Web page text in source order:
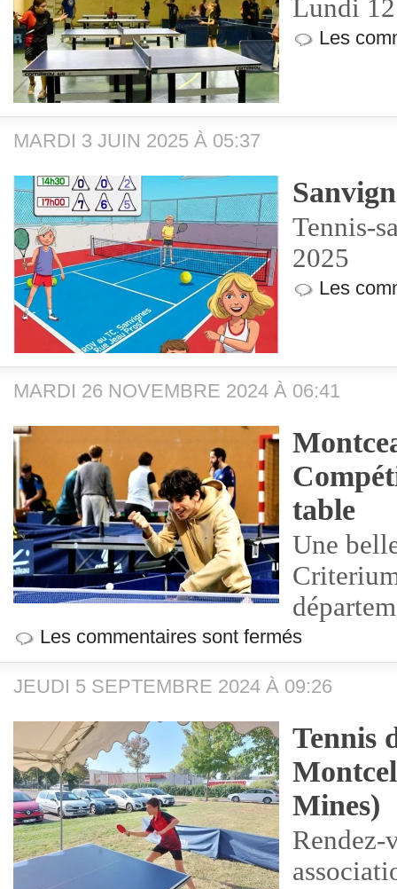
Lundi
Les
MARDI 3 JUIN 2025 À 05:37
Tennis-
2025
Les
MARDI 26 NOVEMBRE 2024 À 06:41
table
Une
Les commentaires sont fermés
JEUDI 5 SEPTEMBRE 2024 À 09:26
Tennis
Mines)
Rendez-